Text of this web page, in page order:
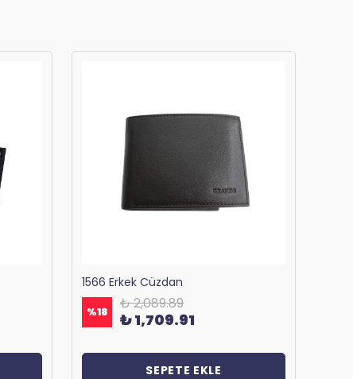
1566 Erkek Cüzdan
%18 ₺ 2,089.89
₺ 1,709.91
SEPETE EKLE